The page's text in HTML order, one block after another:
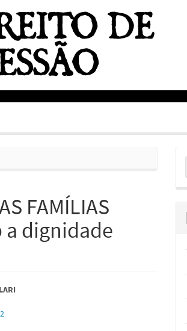
FAMÍLIAS
a dignidade